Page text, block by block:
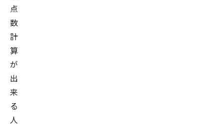
点
数
計
算
が
出
来
る
人